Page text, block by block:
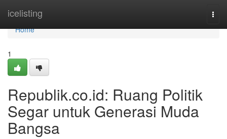
icelisting
Home
Home
1
Republik.co.id: Ruang Politik
Segar untuk Generasi Muda
Bangsa